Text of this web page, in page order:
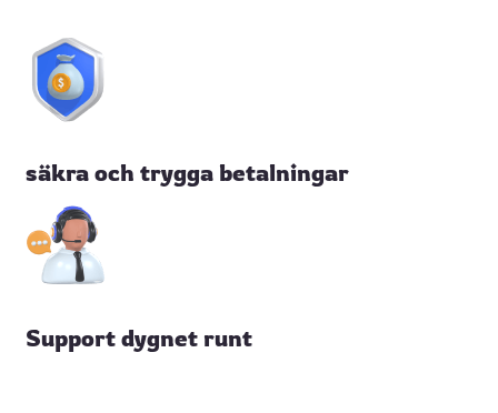
säkra och trygga betalningar
Support dygnet runt